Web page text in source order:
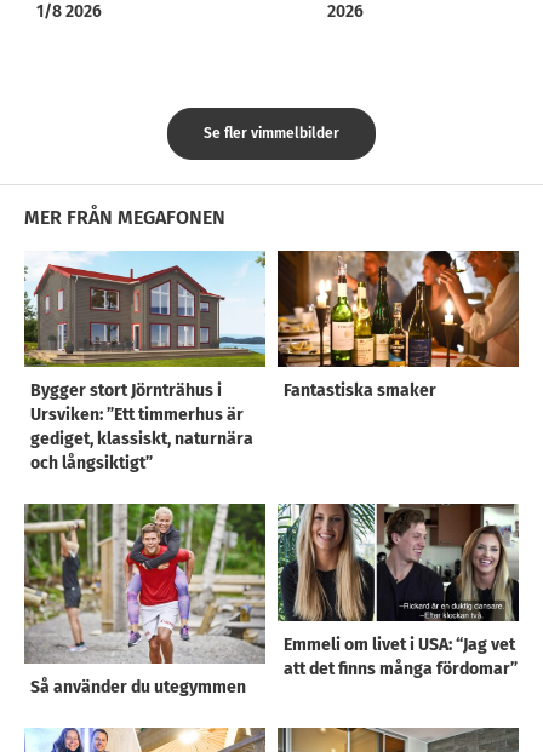
1/8 2026
2026
Se fler vimmelbilder
MER FRÅN MEGAFONEN
Bygger stort Jörnträhus i
Ursviken: ”Ett timmerhus är
gediget, klassiskt, naturnära
och långsiktigt”
Fantastiska smaker
Så använder du utegymmen
Emmeli om livet i USA: “Jag vet
att det finns många fördomar”